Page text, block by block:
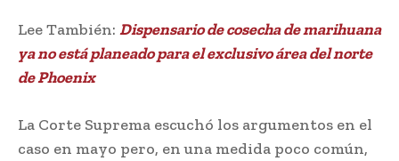
Lee También: Dispensario de cosecha de marihuana
ya no está planeado para el exclusivo área del norte
de Phoenix
La Corte Suprema escuchó los argumentos en el
caso en mayo pero, en una medida poco común,